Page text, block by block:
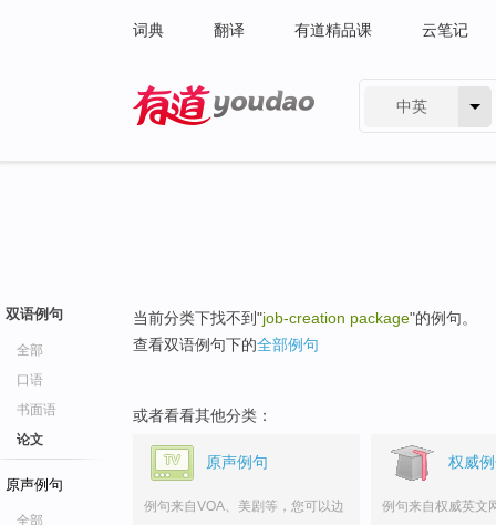
词典 翻译 有道精品课 云笔记
中英
双语例句
全部
口语
书面语
论文
原声例句
全部
当前分类下找不到"job-creation package"的例句。
查看双语例句下的全部例句
或者看看其他分类：
原声例句
例句来自VOA、美剧等，您可以边
权威
例句来自权威英文